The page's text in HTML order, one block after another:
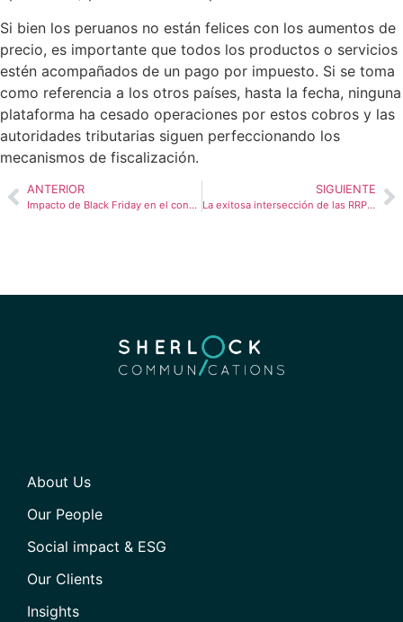
Si bien los peruanos no están felices con los aumentos de
precio, es importante que todos los productos o servicios
estén acompañados de un pago por impuesto. Si se toma
como referencia a los otros países, hasta la fecha, ninguna
plataforma ha cesado operaciones por estos cobros y las
autoridades tributarias siguen perfeccionando los
mecanismos de fiscalización.
ANTERIOR
Impacto de Black Friday en el consumidor latinoamericano
SIGUIENTE
La exitosa intersección de las RRPP y el marketing deportivo
About Us
Our People
Social impact & ESG
Our Clients
Insights